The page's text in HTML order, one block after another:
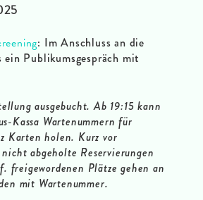
: Im Anschluss an die
Publikumsgespräch mit
ausgebucht. Ab 19:15 kann
Kassa Wartenummern für
Karten holen. Kurz vor
abgeholte Reservierungen
freigewordenen Plätze gehen an
mit Wartenummer.